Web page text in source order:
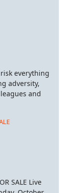
risk everything
adversity,
and
SALE Live